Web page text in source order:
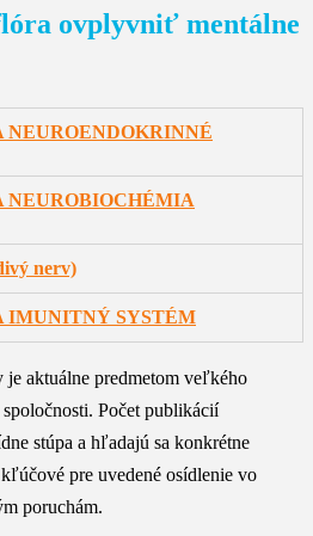
ovplyvniť mentálne
NEUROENDOKRINNÉ
NEUROBIOCHÉMIA
nerv)
IMUNITNÝ SYSTÉM
aktuálne predmetom veľkého
Počet publikácií
stúpa a hľadajú sa konkrétne
pre uvedené osídlenie vo
poruchám.